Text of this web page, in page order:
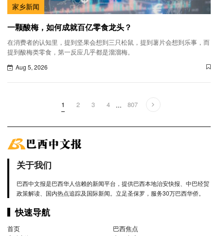
家乡新闻
一颗酸梅，如何成就百亿零食龙头？
在消费者的认知里，提到坚果会想到三只松鼠，提到薯片会想到乐事，而
提到酸梅类零食，第一反应几乎都是溜溜梅。
Aug 5, 2026
1 2 3 4 ... 807
关于我们
巴西中文报是巴西华人信赖的新闻平台，提供巴西本地治安快报、中巴经贸
政策解读、国内热点追踪及国际新闻。立足圣保罗，服务30万巴西华侨。
快速导航
首页
巴西焦点